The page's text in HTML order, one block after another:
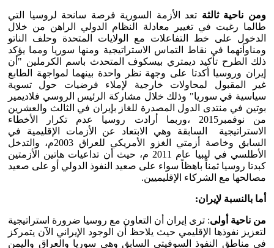
ومن ناحية ثالثة تعد الأزمة السورية فرصة سانحة لروسيا التي
طالما رغبت في تغيير معادلة النظام الدولي الراهن من خلال
الدخول على خط التفاعلات مع الولايات المتحدة وحلف الناتو
ومناوأتهما في نقاط التماس الاستراتيجية ومنها سوريا ومما يؤكد
ذلك الطرح تأكيد ديمتري بيسكوف المتحدث باسم الكرملين "أن
إيران وروسيا أكدتا على وجهة نظر واحدة بينهما لمواجهة الطابع
غير المقبول لمحاولات خارجية لإملاء فرضيات حول تسوية
سياسية في سوريا" وذلك خلال مشاركة الرئيس الروسي فلاديمير
بوتين في منتدى الدول المصدرة للغاز بإيران في الثالث والعشرين
من نوفمبر2015 ،وربما أرادت روسيا عدم تكرار الأخطاء
الاستراتيجية السابقة وهي الابتعاد عن الأزمات الإقليمية في
السابق وخاصة أزمتي الغزو الأمريكي للعراق 2003م، والتدخل
الأطلسي في ليبيا عام 2011 م، حيث أن تداعيات هاتين الأزمتين
كبدتا روسيا ثمناً باهظاً سواء على صعيد النفوذ الدولي أو على صعيد
مصالحها مع الشركاء الإقليميين.
أما بالنسبة لإيران:
من ناحية أولى: ترى إيران أن التعاون مع روسيا ضرورة استراتيجية
لتعزيز نفوذها الإقليمي حيث يلاحظ أن الوجود الإيراني الآن يتمركز
في مناطق النفوذ السوفيتي السابق وهي سوريا والعراق واليمن